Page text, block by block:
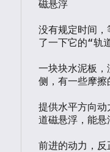
磁悬浮
没有规定时间
了一下它的“轨
一块块水泥板
侧，有一些摩
提供水平方向
道磁悬浮，能
前进的动力，